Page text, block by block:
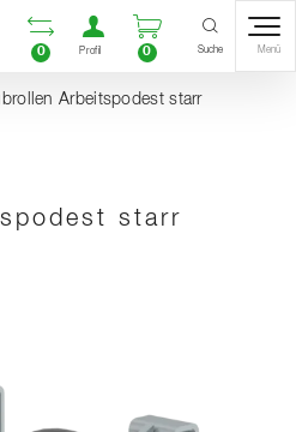
Vergleichsliste öffnen
0
Benutzerkonto
Profil
Warenkorb
0 Suche Menü
Arbeitspodest starr
starr